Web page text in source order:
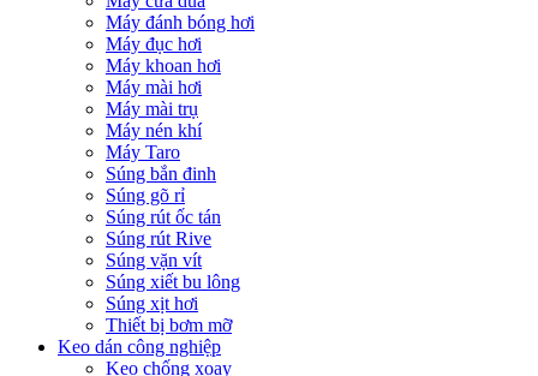
Máy đánh bóng hơi
Máy đục hơi
Máy khoan hơi
Máy mài hơi
Máy mài trụ
Máy nén khí
Máy Taro
Súng bắn đinh
Súng gõ rỉ
Súng rút ốc tán
Súng rút Rive
Súng vặn vít
Súng xiết bu lông
Súng xịt hơi
Thiết bị bơm mỡ
Keo dán công nghiệp
Keo chống xoay